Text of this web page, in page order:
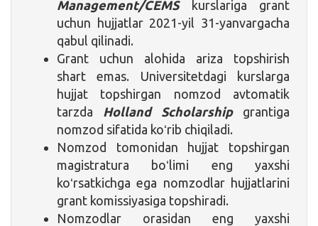
Management/CEMSkurslariga grant
uchun hujjatlar 2021-yil 31-yanvargacha
qabul qilinadi.
Grant uchun alohida ariza topshirish
shart emas. Universitetdagi kurslarga
hujjat topshirgan nomzod avtomatik
tarzda Holland Scholarshipgrantiga
nomzod sifatida koʻrib chiqiladi.
Nomzod tomonidan hujjat topshirgan
magistratura boʻlimi eng yaxshi
koʻrsatkichga ega nomzodlar hujjatlarini
grant komissiyasiga topshiradi.
Nomzodlar orasidan eng yaxshi